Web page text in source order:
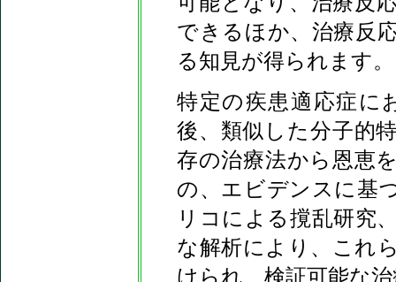
できるほか、治療反
る知見が得られます。
特定の疾患適応症に
後、類似した分子的
存の治療法から恩恵
の、エビデンスに基
リコによる撹乱研究
な解析により、これ
けられ、検証可能な